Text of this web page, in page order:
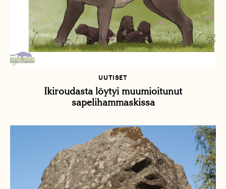
UUTISET
Ikiroudasta löytyi muumioitunut
sapelihammaskissa